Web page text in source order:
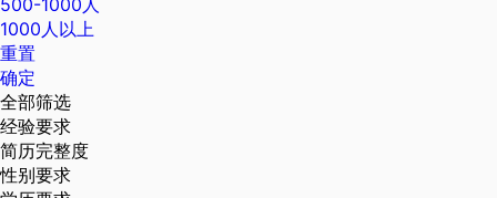
1000人以上
重置
确定
全部筛选
经验要求
简历完整度
性别要求